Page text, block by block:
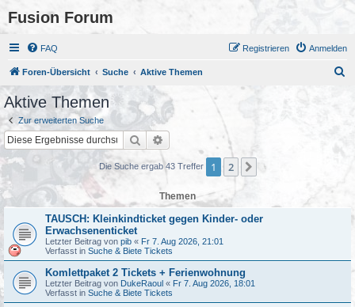
Fusion Forum
FAQ Anmelden
Registrieren
Foren-Übersicht Suche Aktive Themen
Aktive Themen
Zur erweiterten Suche
Suche Erweiterte Suche
Die Suche ergab 43 Treffer 1 2 Nächste
Themen
TAUSCH: Kleinkindticket gegen Kinder- oder
Erwachsenenticket
Letzter Beitrag von pib « Fr 7. Aug 2026, 21:01
Verfasst in Suche & Biete Tickets
Komlettpaket 2 Tickets + Ferienwohnung
Letzter Beitrag von DukeRaoul « Fr 7. Aug 2026, 18:01
Verfasst in Suche & Biete Tickets